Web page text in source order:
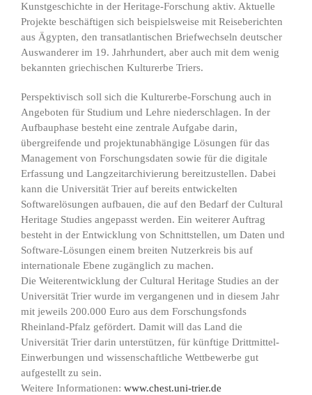
Kunstgeschichte in der Heritage-Forschung aktiv. Aktuelle
Projekte beschäftigen sich beispielsweise mit Reiseberichten
aus Ägypten, den transatlantischen Briefwechseln deutscher
Auswanderer im 19. Jahrhundert, aber auch mit dem wenig
bekannten griechischen Kulturerbe Triers.
Perspektivisch soll sich die Kulturerbe-Forschung auch in
Angeboten für Studium und Lehre niederschlagen. In der
Aufbauphase besteht eine zentrale Aufgabe darin,
übergreifende und projektunabhängige Lösungen für das
Management von Forschungsdaten sowie für die digitale
Erfassung und Langzeitarchivierung bereitzustellen. Dabei
kann die Universität Trier auf bereits entwickelten
Softwarelösungen aufbauen, die auf den Bedarf der Cultural
Heritage Studies angepasst werden. Ein weiterer Auftrag
besteht in der Entwicklung von Schnittstellen, um Daten und
Software-Lösungen einem breiten Nutzerkreis bis auf
internationale Ebene zugänglich zu machen.
Die Weiterentwicklung der Cultural Heritage Studies an der
Universität Trier wurde im vergangenen und in diesem Jahr
mit jeweils 200.000 Euro aus dem Forschungsfonds
Rheinland-Pfalz gefördert. Damit will das Land die
Universität Trier darin unterstützen, für künftige Drittmittel-
Einwerbungen und wissenschaftliche Wettbewerbe gut
aufgestellt zu sein.
Weitere Informationen: www.chest.uni-trier.de